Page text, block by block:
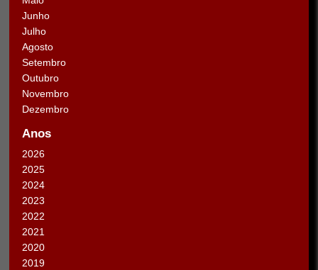
Junho
Julho
Agosto
Setembro
Outubro
Novembro
Dezembro
Anos
2026
2025
2024
2023
2022
2021
2020
2019